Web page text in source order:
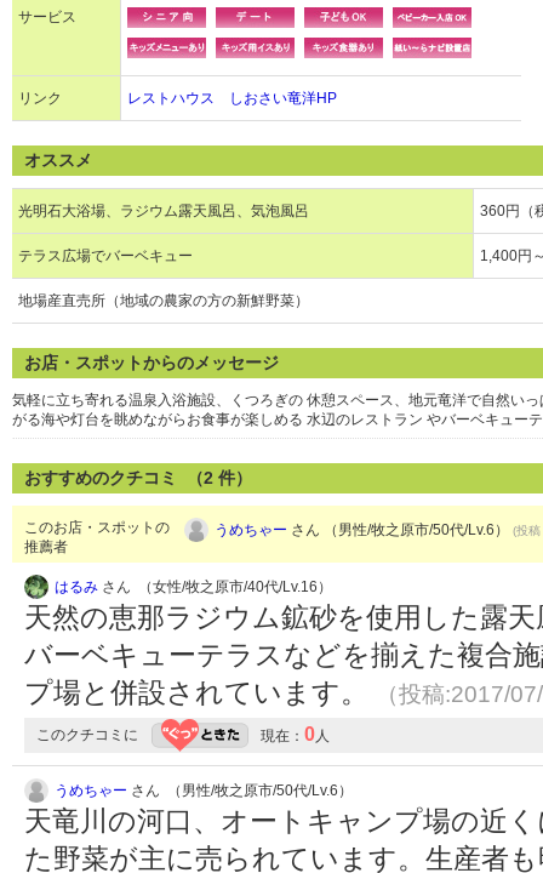
サービス
リンク レストハウス しおさい竜洋HP
オススメ
光明石大浴場、ラジウム露天風呂、気泡風呂 360円（
テラス広場でバーベキュー 1,400円
地場産直売所（地域の農家の方の新鮮野菜）
お店・スポットからのメッセージ
気軽に立ち寄れる温泉入浴施設、くつろぎの 休憩スペース、地元竜洋で自然い
がる海や灯台を眺めながらお食事が楽しめる 水辺のレストラン やバーベキュー
おすすめのクチコミ （2 件）
このお店・スポットの
推薦者
うめちゃー さん （男性/牧之原市/50代/Lv.6） (投
はるみ さん （女性/牧之原市/40代/Lv.16）
天然の恵那ラジウム鉱砂を使用した露
バーベキューテラスなどを揃えた複合
プ場と併設されています。
（投稿:2017/
このクチコミに 現在： 0人
うめちゃー さん （男性/牧之原市/50代/Lv.6）
天竜川の河口、オートキャンプ場の近
た野菜が主に売られています。生産者